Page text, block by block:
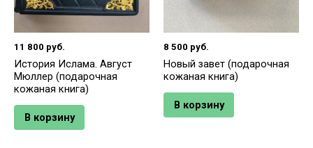
11 800 руб.
История Ислама. Август
Мюллер (подарочная
кожаная книга)
В корзину
8 500 руб.
Новый завет (подарочная
кожаная книга)
В корзину